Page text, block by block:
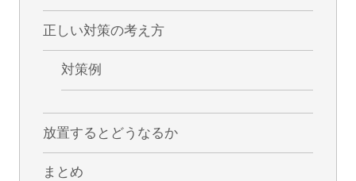
正しい対策の考え方
対策例
放置するとどうなるか
まとめ